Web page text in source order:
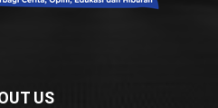
US